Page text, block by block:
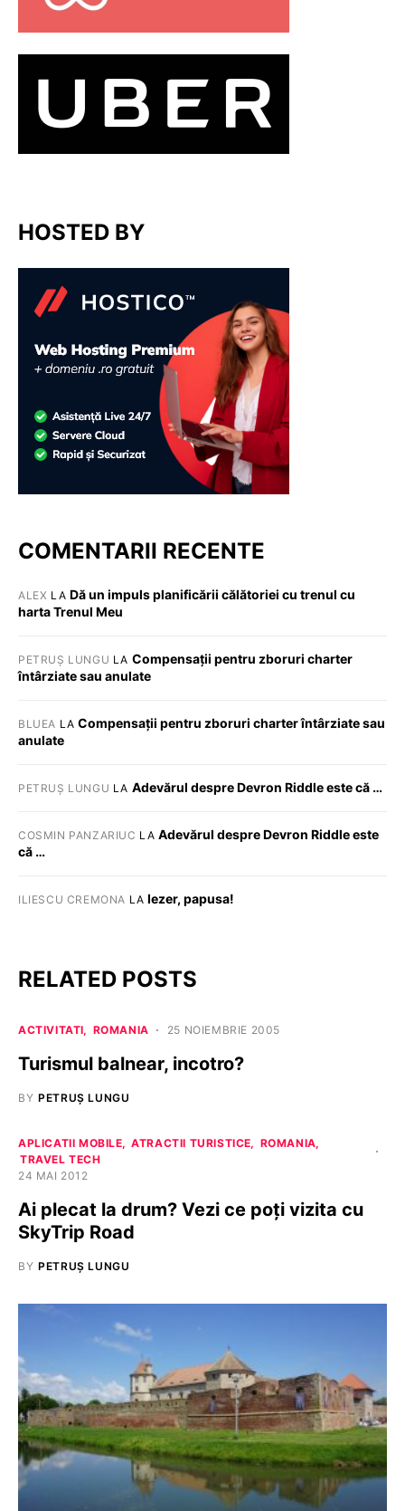
HOSTED BY
COMENTARII RECENTE
ALEX LA Dă un impuls planificării călătoriei cu trenul cu
harta Trenul Meu
PETRUȘ LUNGU LA Compensații pentru zboruri charter
întârziate sau anulate
BLUEA LACompensații pentru zboruri charter întârziate sau
anulate
PETRUȘ LUNGU LA Adevărul despre Devron Riddle este că …
COSMIN PANZARIUC LA Adevărul despre Devron Riddle este
că …
ILIESCU CREMONA LA Iezer, papusa!
RELATED POSTS
ACTIVITATI ROMANIA 25 NOIEMBRIE 2005
Turismul balnear, incotro?
BY PETRUȘ LUNGU
APLICATII MOBILE ATRACTII TURISTICE
ROMANIA
TRAVEL TECH
24 MAI 2012
Ai plecat la drum? Vezi ce poţi vizita cu
SkyTrip Road
BY PETRUȘ LUNGU